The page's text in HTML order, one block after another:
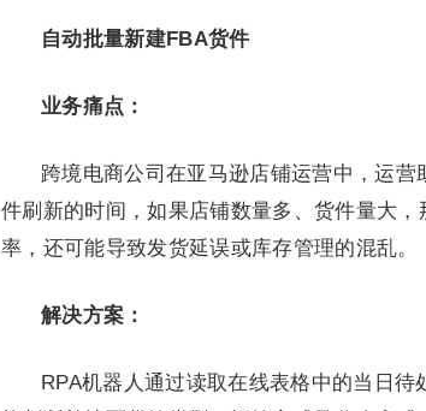
自动批量新建FBA货件
业务痛点：
跨境电商公司在亚马逊店铺运营中，运
件刷新的时间，如果店铺数量多、货件量大
率，还可能导致发货延误或库存管理的混乱。
解决方案 ：
RPA机器人通过读取在线表格中的当日